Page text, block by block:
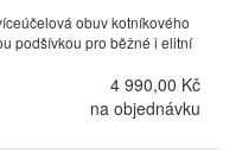
obuv kotníkového
podšívkou pro běžné i elitní
4 990,00 Kč
na objednávku